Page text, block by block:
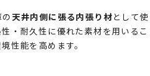
天井内側に張る内張り材として使
・耐久性に優れた素材を用いるこ
性能を高めます。